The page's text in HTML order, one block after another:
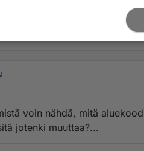
ongelmia ja estää normaal...
voin nähdä, mitä
jotenki muuttaa?...